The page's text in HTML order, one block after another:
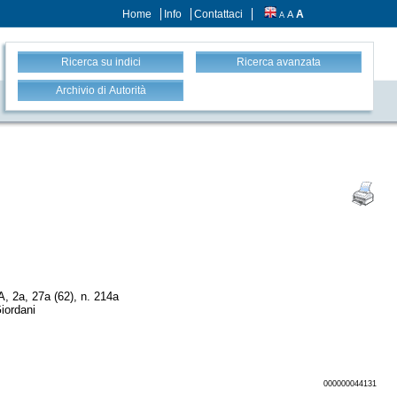
Home Info Contattaci A A A
Ricerca su indici Ricerca avanzata
Archivio di Autorità